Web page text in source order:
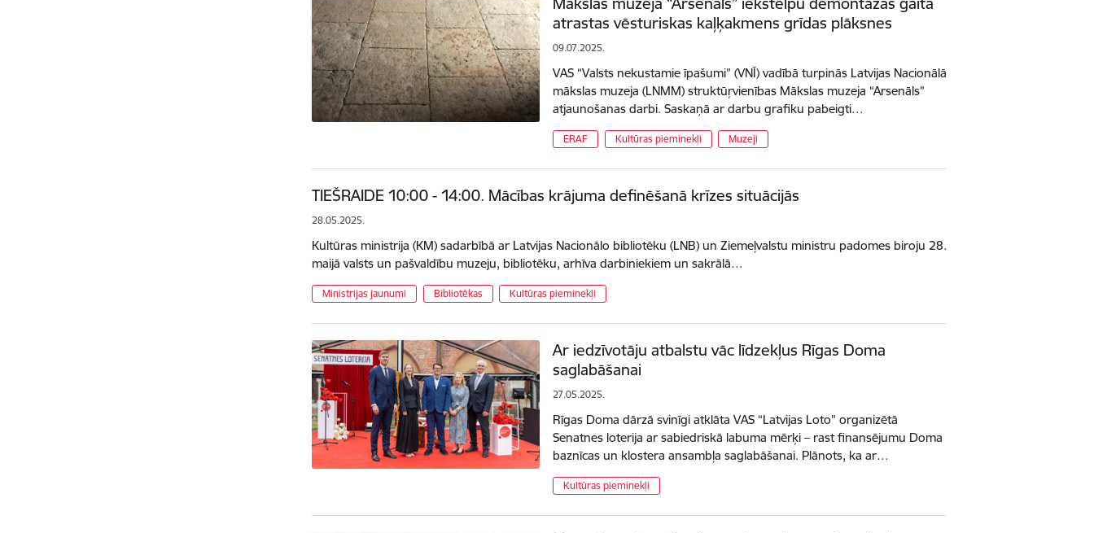
atrastas vēsturiskas kaļķakmens grīdas plāksnes
09.07.2025.
VAS “Valsts nekustamie īpašumi” (VNĪ) vadībā turpinās Latvijas Nacionālā
mākslas muzeja (LNMM) struktūŗvienības Mākslas muzeja “Arsenāls”
atjaunošanas darbi. Saskaņā ar darbu grafiku pabeigti…
ERAF Kultūras pieminekļi Muzeji
TIEŠRAIDE 10:00 - 14:00. Mācības krājuma definēšanā krīzes situācijās
28.05.2025.
Kultūras ministrija (KM) sadarbībā ar Latvijas Nacionālo bibliotēku (LNB) un Ziemeļvalstu ministru padomes biroju 28.
maijā valsts un pašvaldību muzeju, bibliotēku, arhīva darbiniekiem un sakrālā…
Ministrijas jaunumi Bibliotēkas Kultūras pieminekļi
Ar iedzīvotāju atbalstu vāc līdzekļus Rīgas Doma
saglabāšanai
27.05.2025.
Rīgas Doma dārzā svinīgi atklāta VAS “Latvijas Loto” organizētā
Senatnes loterija ar sabiedriskā labuma mērķi – rast finansējumu Doma
baznīcas un klostera ansambļa saglabāšanai. Plānots, ka ar…
Kultūras pieminekļi